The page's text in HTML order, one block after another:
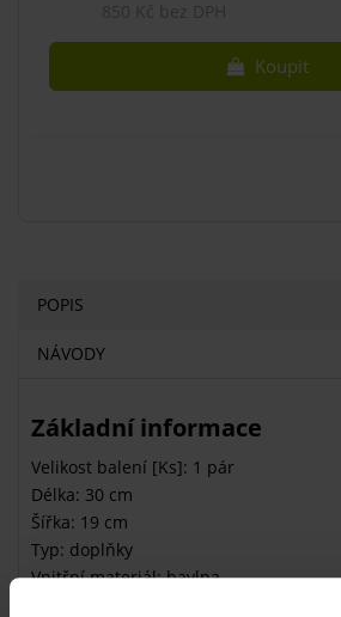
Koupit
POPIS
NÁVODY
Základní informace
Velikost balení [Ks]: 1 pár
Délka: 30 cm
Šířka: 19 cm
Typ: doplňky
Vnitřní materiál: bavlna